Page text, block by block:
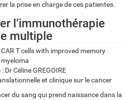
la prise en charge de ces patientes.
l’immunothérapie
multiple
T cells with improved memory
Dr Céline GREGOIRE
et clinique sur le cancer
du sang qui prend naissance dans la